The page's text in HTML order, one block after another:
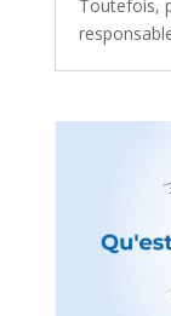
Toutefois,